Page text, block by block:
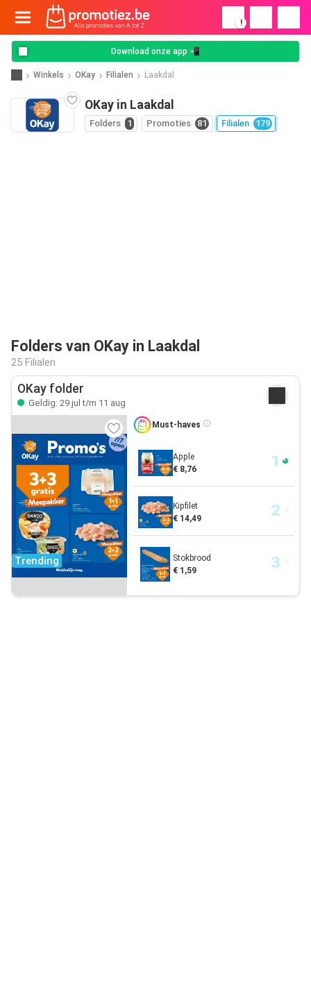
!
Download onze app 📲
Winkels OKay Filialen Laakdal
OKay in Laakdal
Folders 1 Promoties 81 Filialen 179
Folders van OKay in Laakdal
25 Filialen
OKay folder
Geldig: 29 jul t/m 11 aug
Trending
Must-haves
Apple
€ 8,76
Kipfilet
€ 14,49
Stokbrood
€ 1,59